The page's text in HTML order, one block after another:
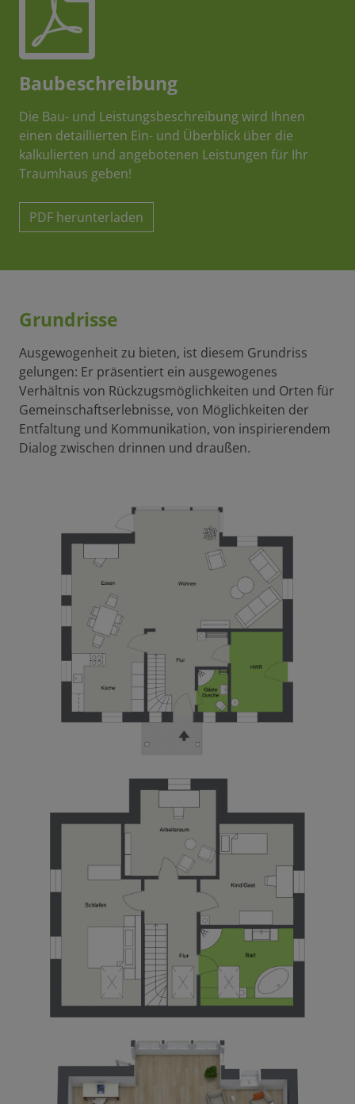
Baubeschreibung
Die Bau- und Leistungsbeschreibung wird Ihnen
einen detaillierten Ein- und Überblick über die
kalkulierten und angebotenen Leistungen für Ihr
Traumhaus geben!
PDF herunterladen
Grundrisse
Ausgewogenheit zu bieten, ist diesem Grundriss
gelungen: Er präsentiert ein ausgewogenes
Verhältnis von Rückzugsmöglichkeiten und Orten für
Gemeinschaftserlebnisse, von Möglichkeiten der
Entfaltung und Kommunikation, von inspirierendem
Dialog zwischen drinnen und draußen.